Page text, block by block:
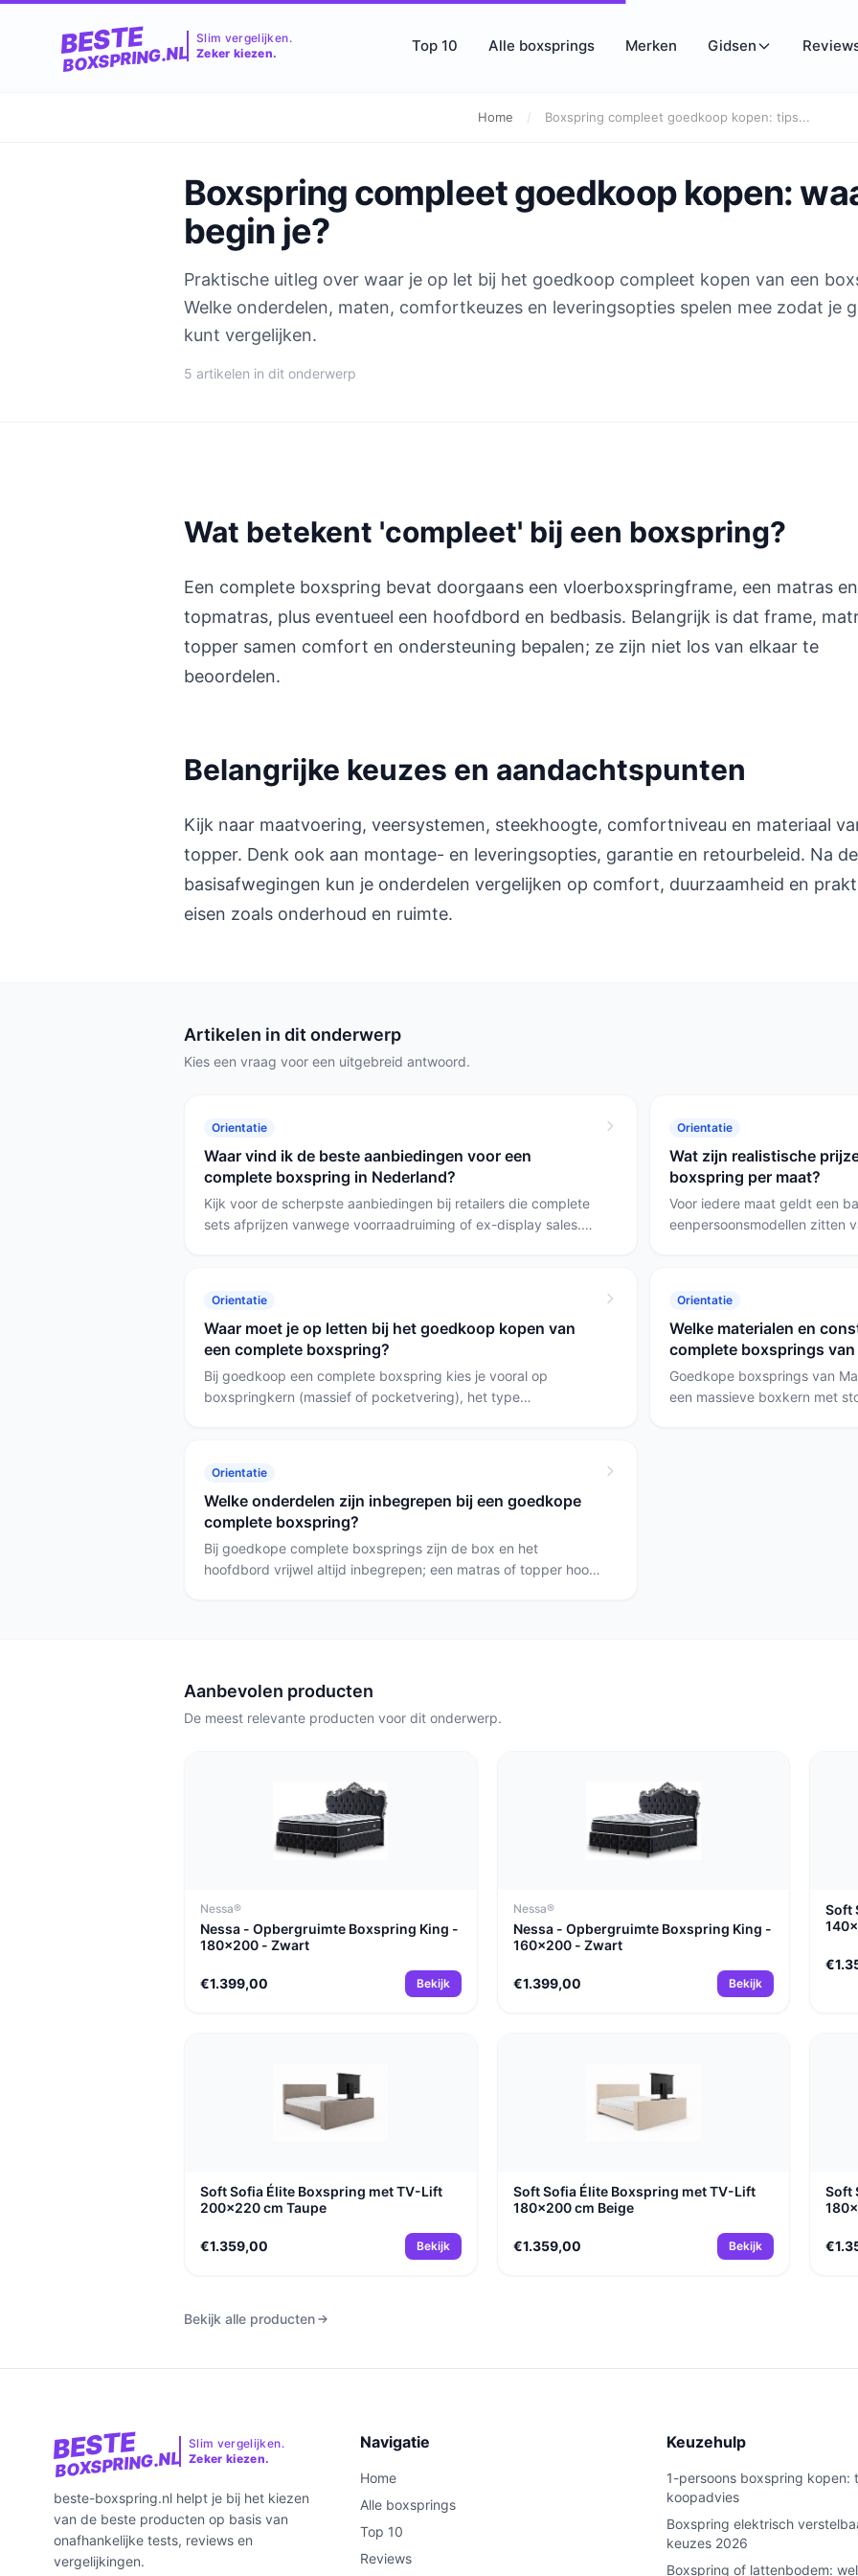
BESTE
BOXSPRING.NL
Slim vergelijken.
Zeker kiezen.
Top 10 Alle boxsprings Merken Gidsen
Home / Boxspring compleet goedkoop kopen: tips...
Boxspring compleet goedkoop kopen:
begin je?
Praktische uitleg over waar je op let bij het goedkoop compleet kopen van een
Welke onderdelen, maten, comfortkeuzes en leveringsopties spelen mee zodat je
kunt vergelijken.
5 artikelen in dit onderwerp
Wat betekent 'compleet' bij een boxspring?
Een complete boxspring bevat doorgaans een vloerboxspringframe, een matras
topmatras, plus eventueel een hoofdbord en bedbasis. Belangrijk is dat frame,
topper samen comfort en ondersteuning bepalen; ze zijn niet los van elkaar te
beoordelen.
Belangrijke keuzes en aandachtspunten
Kijk naar maatvoering, veersystemen, steekhoogte, comfortniveau en materiaal
topper. Denk ook aan montage- en leveringsopties, garantie en retourbeleid. Na
basisafwegingen kun je onderdelen vergelijken op comfort, duurzaamheid en
eisen zoals onderhoud en ruimte.
Artikelen in dit onderwerp
Kies een vraag voor een uitgebreid antwoord.
Orientatie
Waar vind ik de beste aanbiedingen voor een
complete boxspring in Nederland?
Kijk voor de scherpste aanbiedingen bij retailers die complete
sets afprijzen vanwege voorraadruiming of ex-display sales.
Orientatie
Wat zijn realistische
boxspring per maat?
Voor iedere maat geldt een
eenpersoonsmodellen zitten
duurzaamheid en
budget massieve box als je
zijn.
Orientatie
Waar moet je op letten bij het goedkoop kopen van
een complete boxspring?
Bij goedkoop een complete boxspring kies je vooral op
boxspringkern (massief of pocketvering), het type
betere ondersteuning op langere termijn wilt.
Orientatie
Welke materialen en
complete boxsprings
Goedkope boxsprings van
een massieve boxkern met
Orientatie
Welke onderdelen zijn inbegrepen bij een goedkope
complete boxspring?
Bij goedkope complete boxsprings zijn de box en het
hoofdbord vrijwel altijd inbegrepen; een matras of topper hoort
Aanbevolen producten
De meest relevante producten voor dit onderwerp.
Nessa®
Nessa - Opbergruimte Boxspring King -
180x200 - Zwart
€1.399,00 Bekijk
Nessa®
Nessa - Opbergruimte Boxspring King -
160x200 - Zwart
€1.399,00 Bekijk
Soft
Soft Sofia Élite Boxspring met TV-Lift
200x220 cm Taupe
€1.359,00 Bekijk
Soft Sofia Élite Boxspring met TV-Lift
180x200 cm Beige
€1.359,00 Bekijk
Soft
Bekijk alle producten
BESTE
BOXSPRING.NL
Slim vergelijken.
Zeker kiezen.
beste-boxspring.nl helpt je bij het kiezen
van de beste producten op basis van
onafhankelijke tests, reviews en
vergelijkingen.
Navigatie
Home
Alle boxsprings
Top 10
Reviews
Keuzehulp
1-persoons boxspring kopen:
koopadvies
Boxspring elektrisch
keuzes 2026
Boxspring of lattenbodem: